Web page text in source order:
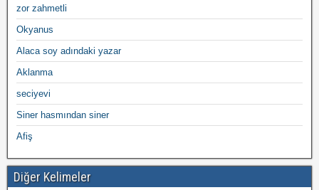
zor zahmetli
Okyanus
Alaca soy adındaki yazar
Aklanma
seciyevi
Siner hasmından siner
Afiş
Diğer Kelimeler